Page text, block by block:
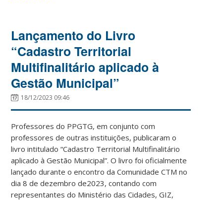
Lançamento do Livro
“Cadastro Territorial
Multifinalitário aplicado à
Gestão Municipal”
18/12/2023 09:46
Professores do PPGTG, em conjunto com
professores de outras instituições, publicaram o
livro intitulado “Cadastro Territorial Multifinalitário
aplicado à Gestão Municipal”. O livro foi oficialmente
lançado durante o encontro da Comunidade CTM no
dia 8 de dezembro de2023, contando com
representantes do Ministério das Cidades, GIZ,